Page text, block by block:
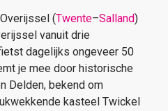
(Twente–Salland)
vanuit drie
dagelijks ongeveer 50
je mee door historische
Delden, bekend om
kasteel Twickel